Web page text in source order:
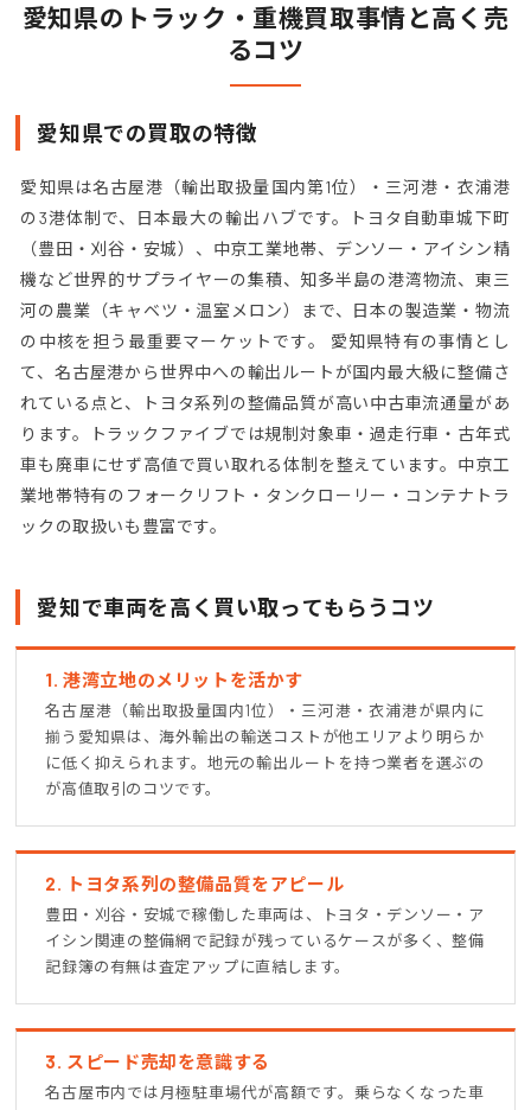
愛知県のトラック・重機買取事情と高く売
るコツ
愛知県での買取の特徴
愛知県は名古屋港（輸出取扱量国内第1位）・三河港・衣浦港
の3港体制で、日本最大の輸出ハブです。トヨタ自動車城下町
（豊田・刈谷・安城）、中京工業地帯、デンソー・アイシン精
機など世界的サプライヤーの集積、知多半島の港湾物流、東三
河の農業（キャベツ・温室メロン）まで、日本の製造業・物流
の中核を担う最重要マーケットです。 愛知県特有の事情とし
て、名古屋港から世界中への輸出ルートが国内最大級に整備さ
れている点と、トヨタ系列の整備品質が高い中古車流通量があ
ります。トラックファイブでは規制対象車・過走行車・古年式
車も廃車にせず高値で買い取れる体制を整えています。中京工
業地帯特有のフォークリフト・タンクローリー・コンテナトラ
ックの取扱いも豊富です。
愛知で車両を高く買い取ってもらうコツ
1. 港湾立地のメリットを活かす
名古屋港（輸出取扱量国内1位）・三河港・衣浦港が県内に
揃う愛知県は、海外輸出の輸送コストが他エリアより明らか
に低く抑えられます。地元の輸出ルートを持つ業者を選ぶの
が高値取引のコツです。
2. トヨタ系列の整備品質をアピール
豊田・刈谷・安城で稼働した車両は、トヨタ・デンソー・ア
イシン関連の整備網で記録が残っているケースが多く、整備
記録簿の有無は査定アップに直結します。
3. スピード売却を意識する
名古屋市内では月極駐車場代が高額です。乗らなくなった車